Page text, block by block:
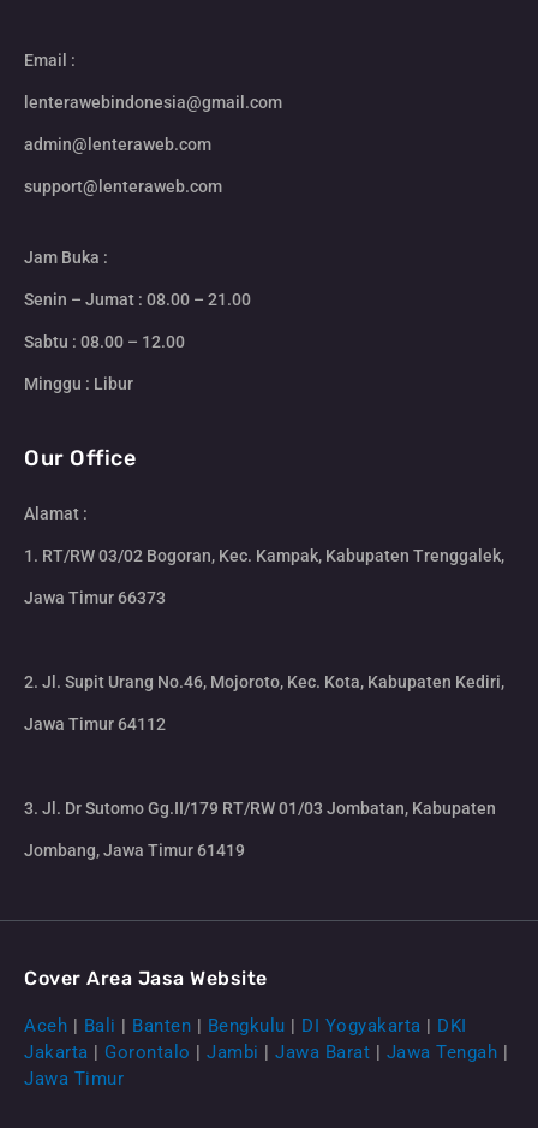
Email :
lenterawebindonesia@gmail.com
admin@lenteraweb.com
support@lenteraweb.com
Jam Buka :
Senin – Jumat : 08.00 – 21.00
Sabtu : 08.00 – 12.00
Minggu : Libur
Our Office
Alamat :
1. RT/RW 03/02 Bogoran, Kec. Kampak, Kabupaten Trenggalek,
Jawa Timur 66373
2. Jl. Supit Urang No.46, Mojoroto, Kec. Kota, Kabupaten Kediri,
Jawa Timur 64112
3. Jl. Dr Sutomo Gg.II/179 RT/RW 01/03 Jombatan, Kabupaten
Jombang, Jawa Timur 61419
Cover Area Jasa Website
Aceh | Bali | Banten | Bengkulu | DI Yogyakarta | DKI
Jakarta | Gorontalo | Jambi | Jawa Barat | Jawa Tengah |
Jawa Timur